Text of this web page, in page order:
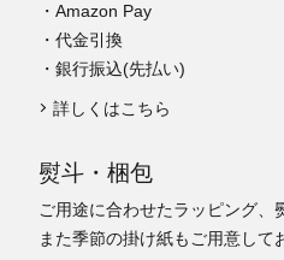
・Amazon Pay
・代金引換
・銀行振込(先払い)
詳しくはこちら
熨斗・梱包
ご用途に合わせたラッピング、
また季節の掛け紙もご用意して